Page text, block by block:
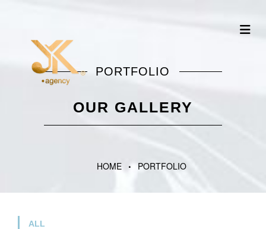
PORTFOLIO
OUR GALLERY
HOME PORTFOLIO
ALL